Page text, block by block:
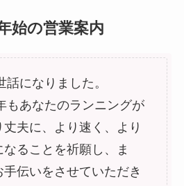
始の営業案内
になりました。
もあなたのランニングが
夫に、より速く、より
ることを祈願し、ま
伝いをさせていただき